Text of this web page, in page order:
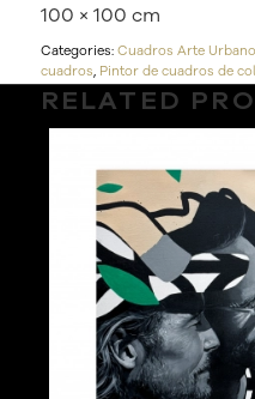
100 × 100 cm
Categories: Cuadros Arte Urbano
cuadros, Pintor de cuadros de
RELATED